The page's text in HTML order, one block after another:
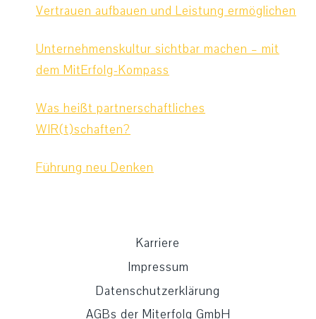
Vertrauen aufbauen und Leistung ermöglichen
Unternehmenskultur sichtbar machen – mit
dem MitErfolg-Kompass
Was heißt partnerschaftliches
WIR(t)schaften?
Führung neu Denken
Karriere
Impressum
Datenschutzerklärung
AGBs der Miterfolg GmbH